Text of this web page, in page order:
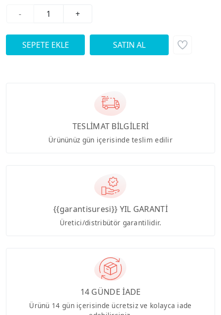
-
+
TESLİMAT BİLGİLERİ
Ürününüz gün içerisinde teslim edilir
{{garantisuresi}} YIL GARANTİ
Üretici/distribütör garantilidir.
14 GÜNDE İADE
Ürünü 14 gün içerisinde ücretsiz ve kolayca iade